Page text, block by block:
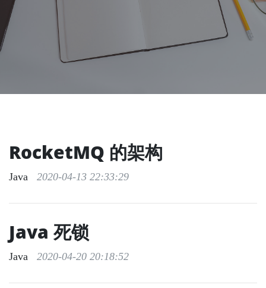
RocketMQ 的架构
Java 2020-04-13 22:33:29
Java 死锁
Java 2020-04-20 20:18:52